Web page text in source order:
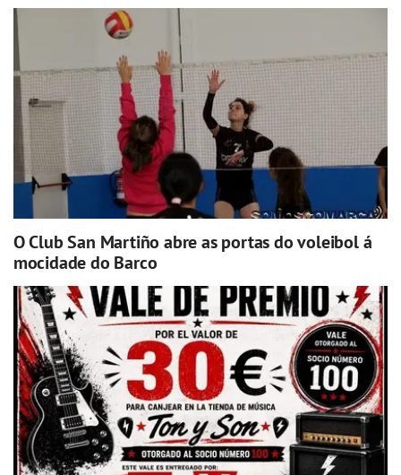
O Club San Martiño abre as portas do voleibol á
mocidade do Barco